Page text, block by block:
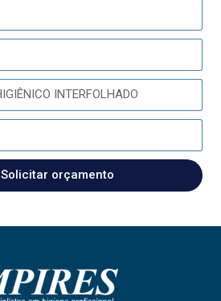
Solicitar orçamento